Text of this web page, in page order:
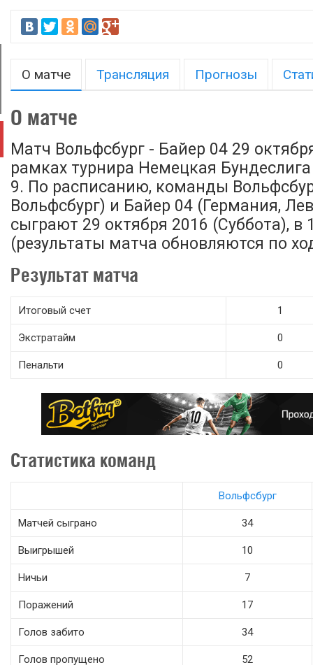
О матче Трансляция Прогнозы
О матче
Матч Вольфсбург - Байер 04 29
рамках турнира Немецкая Бундеслига
9. По расписанию, команды
Вольфсбург) и Байер 04 (Германия,
сыграют 29 октября 2016 (Суббота), в
(результаты матча обновляются по
Результат матча
Итоговый счет 1
Экстратайм 0
Пенальти 0
Статистика команд
Вольфсбург
Матчей сыграно 34
Выигрышей 10
Ничьи 7
Поражений 17
Голов забито 34
Голов пропущено 52